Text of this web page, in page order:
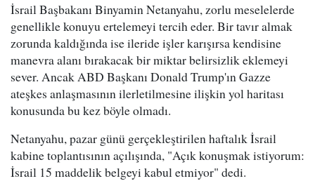
İsrail Başbakanı Binyamin Netanyahu, zorlu meselelerde
genellikle konuyu ertelemeyi tercih eder. Bir tavır almak
zorunda kaldığında ise ileride işler karışırsa kendisine
manevra alanı bırakacak bir miktar belirsizlik eklemeyi
sever. Ancak ABD Başkanı Donald Trump'ın Gazze
ateşkes anlaşmasının ilerletilmesine ilişkin yol haritası
konusunda bu kez böyle olmadı.
Netanyahu, pazar günü gerçekleştirilen haftalık İsrail
kabine toplantısının açılışında, "Açık konuşmak istiyorum:
İsrail 15 maddelik belgeyi kabul etmiyor" dedi.